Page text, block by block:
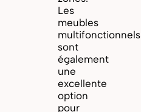
Les
meubles
multifonctionnels
sont
également
une
excellente
option
pour